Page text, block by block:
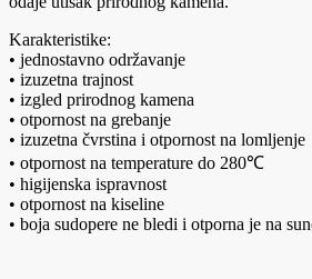
Karakteristike:
• jednostavno održavanje
• izuzetna trajnost
• izgled prirodnog kamena
• otpornost na grebanje
• izuzetna čvrstina i otpornost na lomljenje
• otpornost na temperature do 280℃
• higijenska ispravnost
• otpornost na kiseline
• boja sudopere ne bledi i otporna je na